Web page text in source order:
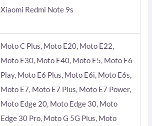
Xiaomi Redmi Note 9s
Moto C Plus, Moto E20, Moto E22,
Moto E30, Moto E40, Moto E5, Moto E6
Play, Moto E6 Plus, Moto E6i, Moto E6s,
Moto E7, Moto E7 Plus, Moto E7 Power,
Moto Edge 20, Moto Edge 30, Moto
Edge 30 Pro, Moto G 5G Plus, Moto